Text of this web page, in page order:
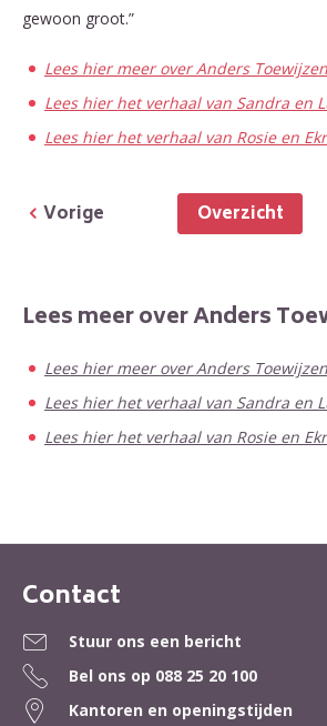
gewoon groot.”
Lees hier meer over Anders
Lees hier het verhaal van Sandra en
Lees hier het verhaal van Rosie en
Overzicht
Vorige
Lees meer over Anders
Lees hier meer over Anders
Lees hier het verhaal van Sandra en
Lees hier het verhaal van Rosie en
Contactinformatie
Contact
Stuur ons een bericht
Bel ons op 088 25 20 100
Kantoren en openingstijden